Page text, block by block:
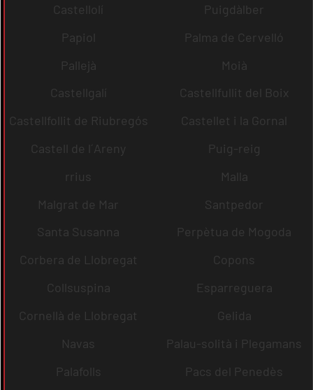
Castellolí
Puigdàlber
Papiol
Palma de Cervelló
Pallejà
Moià
Castellgalí
Castellfullit del Boix
Castellfollit de Riubregós
Castellet i la Gornal
Castell de l´Areny
Puig-reig
rrius
Malla
Malgrat de Mar
Santpedor
Santa Susanna
Perpètua de Mogoda
Corbera de Llobregat
Copons
Collsuspina
Esparreguera
Cornellà de Llobregat
Gelida
Navas
Palau-solità i Plegamans
Palafolls
Pacs del Penedès